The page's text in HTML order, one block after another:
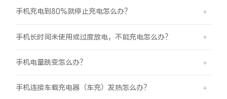
手机充电到80%就停止充电怎么办？
手机长时间未使用或过度放电，不能充电怎么办？
手机电量跳变怎么办？
手机连接车载充电器（车充）发热怎么办？